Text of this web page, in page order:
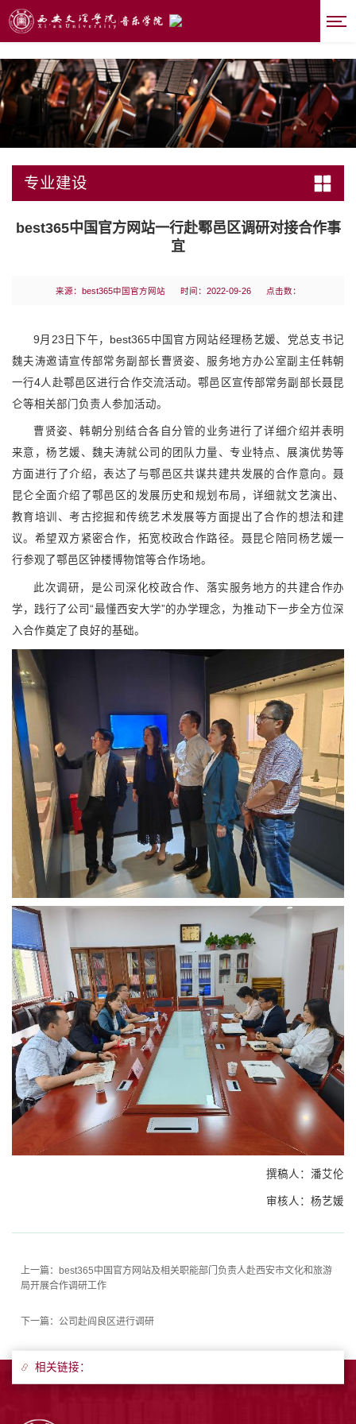
best365|中国有限公司-官方网站
专业建设
best365中国官方网站一行赴鄠邑区调研对接合作事
宜
来源：best365中国官方网站 时间：2022-09-26 点击数：
9月23日下午，best365中国官方网站经理杨艺媛、党总支书记
魏夫涛邀请宣传部常务副部长曹贤姿、服务地方办公室副主任韩朝
一行4人赴鄠邑区进行合作交流活动。鄠邑区宣传部常务副部长聂昆
仑等相关部门负责人参加活动。
曹贤姿、韩朝分别结合各自分管的业务进行了详细介绍并表明
来意，杨艺媛、魏夫涛就公司的团队力量、专业特点、展演优势等
方面进行了介绍，表达了与鄠邑区共谋共建共发展的合作意向。聂
昆仑全面介绍了鄠邑区的发展历史和规划布局，详细就文艺演出、
教育培训、考古挖掘和传统艺术发展等方面提出了合作的想法和建
议。希望双方紧密合作，拓宽校政合作路径。聂昆仑陪同杨艺媛一
行参观了鄠邑区钟楼博物馆等合作场地。
此次调研，是公司深化校政合作、落实服务地方的共建合作办
学，践行了公司“最懂西安大学”的办学理念，为推动下一步全方位深
入合作奠定了良好的基础。
撰稿人：潘艾伦
审核人：杨艺媛
上一篇：best365中国官方网站及相关职能部门负责人赴西安市文化和旅游
局开展合作调研工作
下一篇： 公司赴阎良区进行调研
相关链接：